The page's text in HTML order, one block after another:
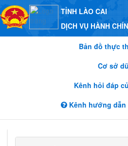
TỈNH LÀO CAI
DỊCH VỤ HÀNH
Bản đồ thực
Cơ sở
Kênh hỏi đáp
Kênh hướng dẫn